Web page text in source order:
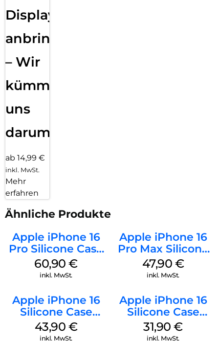
Displayfolie
anbringen
– Wir
kümmern
uns
darum!
ab 14,99 €
inkl. MwSt.
Mehr
erfahren
Ähnliche Produkte
Apple iPhone 16
Pro Silicone Case
MagSafe Stone
Gray
60,90€
inkl. MwSt.
Apple iPhone 16
Pro Max Silicone
Case MagSafe
Black
47,90 €
inkl. MwSt.
Apple iPhone 16
Silicone Case
MagSafe Plum
43,90 €
inkl. MwSt.
Apple iPhone 16
Silicone Case
MagSafe Fuchsia
31,90€
inkl. MwSt.